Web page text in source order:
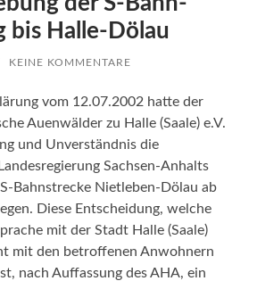
bis Halle-Dölau
KEINE KOMMENTARE
vom 12.07.2002 hatte der
Auenwälder zu Halle (Saale) e.V.
und Unverständnis die
Sachsen-Anhalts
Bahnstrecke Nietleben-Dölau ab
Diese Entscheidung, welche
mit der Stadt Halle (Saale)
mit den betroffenen Anwohnern
nach Auffassung des AHA, ein